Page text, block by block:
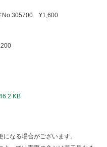
No.305700 ¥1,600
KB
なる場合がございます。